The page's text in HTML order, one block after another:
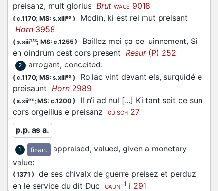
preisanz, mult glorius Brut WACE 9018
( c.1170; MS: s.xiiiex ) Modin, ki est rei mut preisant
Horn 3958
( s.xiii1/3; MS: c.1255 )
Baillez mei ça cel uinnement, Si
en oindrum cest cors present Resur(P) 252
2 arrogant, conceited:
( c.1170; MS: s.xiiiex )
Rollac vint devant els, surquidé e
preisaunt Horn 2989
( s.xiiex; MS: c.1200 )
Il n’i ad nul [...] Ki tant seit de sun
cors orgeillus e preisanz GUISCH 27
p.p. as a.
1 finan.
appraised, valued, given a monetary
value:
( 1371 ) de ses chivalx de guerre preisez et perduz
en le service du dit Duc
GAUNT1 i 291